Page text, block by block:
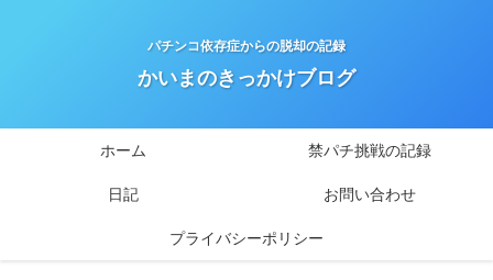
パチンコ依存症からの脱却の記録
かいまのきっかけブログ
ホーム 禁パチ挑戦の記録
日記 お問い合わせ
プライバシーポリシー